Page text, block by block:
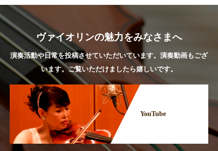
ヴァイオリンの魅力をみなさまへ
演奏活動や日常を投稿させていただいています。演奏動画もござ
います。ご覧いただけましたら嬉しいです。
YouTube